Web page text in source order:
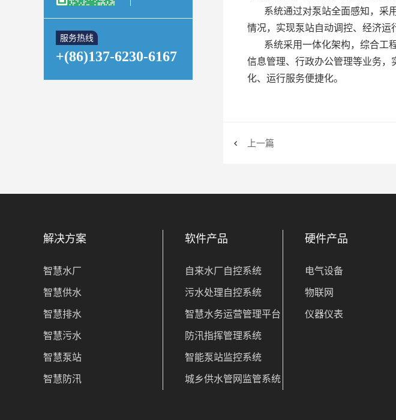
服务热线
+(86)137-6230-6167
系统通过对泵站全面感知，采
情况，实现泵站自动调控、经济运
系统采用一体化架构，综合工
信息管理、行政办公管理等业务
化、运行服务便捷化。
上一篇
解决方案
智慧水厂
智慧供水
智慧排水
智慧污水
智慧泵站
智慧防汛
软件产品
自来水厂自控系统
污水处理自控系统
智慧水务运营管理平台
防汛指挥管理系统
智能泵站监控系统
城乡供水管网监管系统
硬件产品
电气设备
物联网
仪器仪表